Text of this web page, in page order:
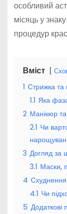
особливий
місяць у
процедур
Вміст
1 Стрижка та
1.1 Яка
2 Манікюр
2.1 Чи
3 Догляд за
3.1 Маски,
4
4.1 Чи
5